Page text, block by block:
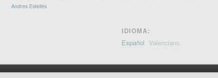
Andres Estellés
IDIOMA:
Español Valenciano